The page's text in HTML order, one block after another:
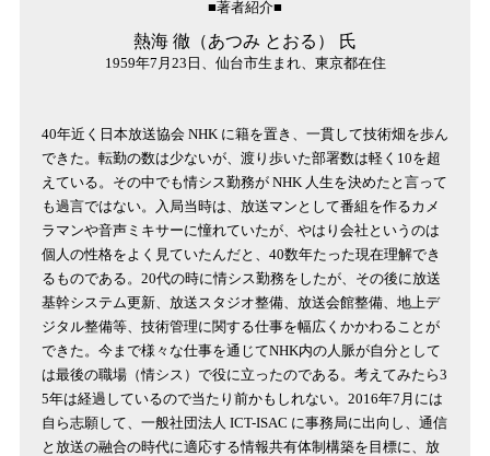
■著者紹介■
熱海 徹（あつみ とおる） 氏
1959年7月23日、仙台市生まれ、東京都在住
40年近く日本放送協会 NHK に籍を置き、一貫して技術畑を歩ん
できた。転勤の数は少ないが、渡り歩いた部署数は軽く10を超
えている。その中でも情シス勤務が NHK 人生を決めたと言って
も過言ではない。入局当時は、放送マンとして番組を作るカメ
ラマンや音声ミキサーに憧れていたが、やはり会社というのは
個人の性格をよく見ていたんだと、40数年たった現在理解でき
るものである。20代の時に情シス勤務をしたが、その後に放送
基幹システム更新、放送スタジオ整備、放送会館整備、地上デ
ジタル整備等、技術管理に関する仕事を幅広くかかわることが
できた。今まで様々な仕事を通じてNHK内の人脈が自分として
は最後の職場（情シス）で役に立ったのである。考えてみたら3
5年は経過しているので当たり前かもしれない。2016年7月には
自ら志願して、一般社団法人 ICT-ISAC に事務局に出向し、通信
と放送の融合の時代に適応する情報共有体制構築を目標に、放